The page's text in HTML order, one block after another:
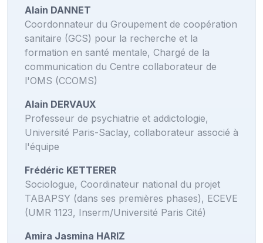
Alain DANNET
Coordonnateur du Groupement de coopération
sanitaire (GCS) pour la recherche et la
formation en santé mentale, Chargé de la
communication du Centre collaborateur de
l'OMS (CCOMS)
Alain DERVAUX
Professeur de psychiatrie et addictologie,
Université Paris-Saclay, collaborateur associé à
l'équipe
Frédéric KETTERER
Sociologue, Coordinateur national du projet
TABAPSY (dans ses premières phases), ECEVE
(UMR 1123, Inserm/Université Paris Cité)
Amira Jasmina HARIZ